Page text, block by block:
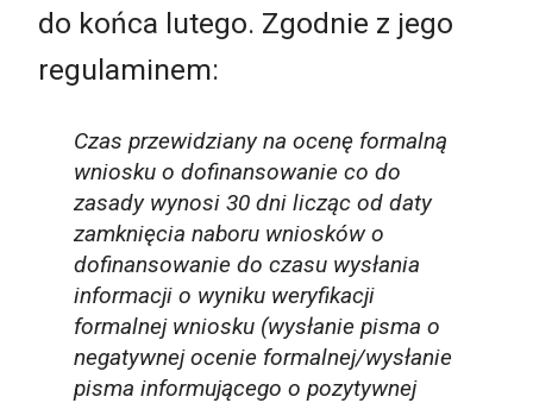
do końca lutego. Zgodnie z jego
regulaminem:
Czas przewidziany na ocenę formalną
wniosku o dofinansowanie co do
zasady wynosi 30 dni licząc od daty
zamknięcia naboru wniosków o
dofinansowanie do czasu wysłania
informacji o wyniku weryfikacji
formalnej wniosku (wysłanie pisma o
negatywnej ocenie formalnej/wysłanie
pisma informującego o pozytywnej